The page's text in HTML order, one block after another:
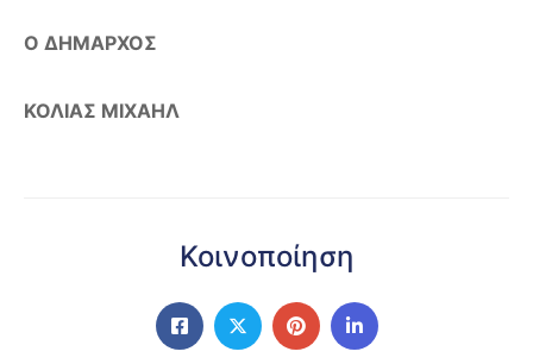
Ο ΔΗΜΑΡΧΟΣ
ΚΟΛΙΑΣ ΜΙΧΑΗΛ
Κοινοποίηση